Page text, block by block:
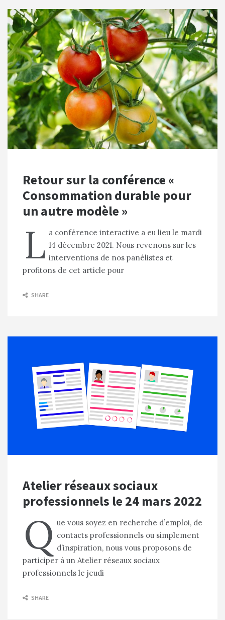
Retour sur la conférence «
Consommation durable pour
un autre modèle »
L a conférence interactive a eu lieu le mardi
14 décembre 2021. Nous revenons sur les
interventions de nos panélistes et
profitons de cet article pour
SHARE
Atelier réseaux sociaux
professionnels le 24 mars 2022
Q ue vous soyez en recherche d’emploi, de
contacts professionnels ou simplement
d’inspiration, nous vous proposons de
participer à un Atelier réseaux sociaux
professionnels le jeudi
SHARE